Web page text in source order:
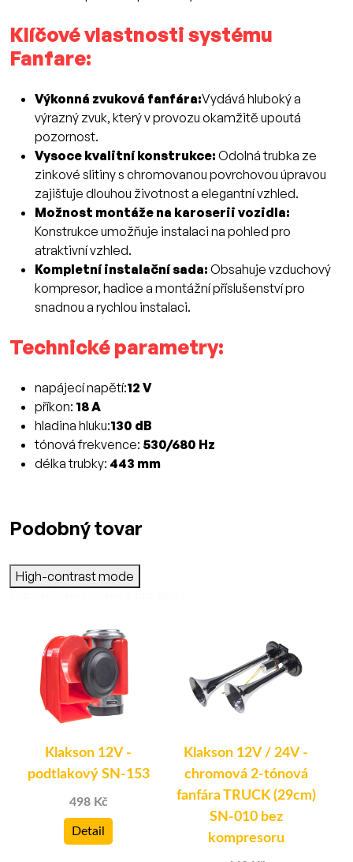
Klíčové vlastnosti systému
Fanfare:
Výkonná zvuková fanfára:Vydává hluboký a
výrazný zvuk, který v provozu okamžitě upoutá
pozornost.
Vysoce kvalitní konstrukce: Odolná trubka ze
zinkové slitiny s chromovanou povrchovou úpravou
zajišťuje dlouhou životnost a elegantní vzhled.
Možnost montáže na karoserii vozidla:
Konstrukce umožňuje instalaci na pohled pro
atraktivní vzhled.
Kompletní instalační sada: Obsahuje vzduchový
kompresor, hadice a montážní příslušenství pro
snadnou a rychlou instalaci.
Technické parametry:
napájecí napětí:12 V
příkon: 18 A
hladina hluku:130 dB
tónová frekvence: 530/680 Hz
délka trubky: 443 mm
Podobný tovar
High-contrast mode
Klakson 12V -
podtlakový SN-153
498 Kč
Detail
Klakson 12V / 24V -
chromová 2-tónová
fanfára TRUCK (29cm)
SN-010 bez
kompresoru